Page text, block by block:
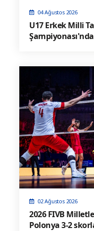
04 Ağustos 2026
U17 Erkek Milli
02 Ağustos 2026
2026 FIVB